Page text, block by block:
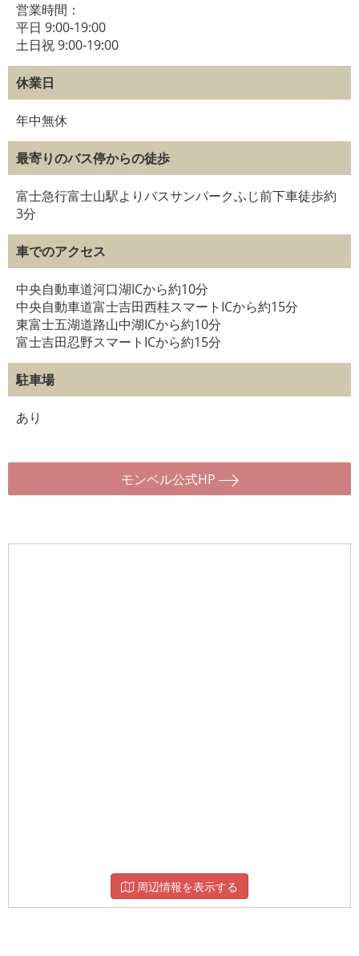
営業時間：
平日 9:00-19:00
土日祝 9:00-19:00
休業日
年中無休
最寄りのバス停からの徒歩
富士急行富士山駅よりバスサンパークふじ前下車徒歩約
3分
車でのアクセス
中央自動車道河口湖ICから約10分
中央自動車道富士吉田西桂スマートICから約15分
東富士五湖道路山中湖ICから約10分
富士吉田忍野スマートICから約15分
駐車場
あり
モンベル公式HP
周辺情報を表示する